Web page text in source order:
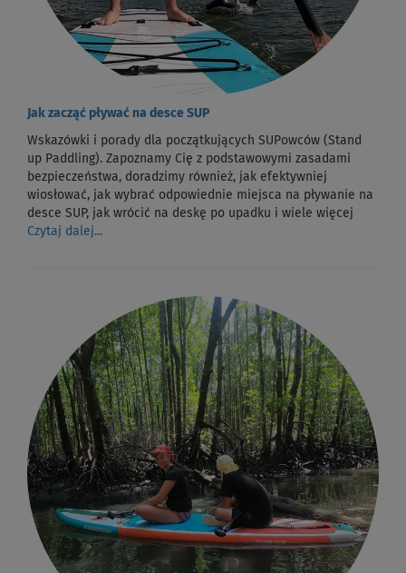
Jak zacząć pływać na desce SUP
Wskazówki i porady dla początkujących SUPowców (Stand
up Paddling). Zapoznamy Cię z podstawowymi zasadami
bezpieczeństwa, doradzimy również, jak efektywniej
wiosłować, jak wybrać odpowiednie miejsca na pływanie na
desce SUP, jak wrócić na deskę po upadku i wiele więcej
Czytaj dalej...